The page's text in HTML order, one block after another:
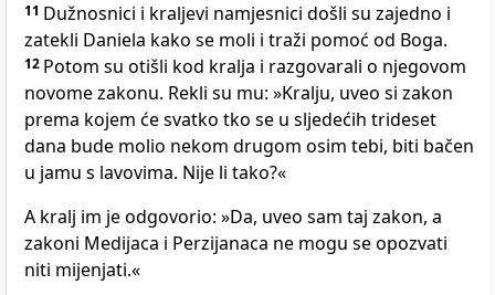
11 Dužnosnici i kraljevi namjesnici došli su zajedno i
zatekli Daniela kako se moli i traži pomoć od Boga.
12 Potom su otišli kod kralja i razgovarali o njegovom
novome zakonu. Rekli su mu: »Kralju, uveo si zakon
prema kojem će svatko tko se u sljedećih trideset
dana bude molio nekom drugom osim tebi, biti bačen
u jamu s lavovima. Nije li tako?«
A kralj im je odgovorio: »Da, uveo sam taj zakon, a
zakoni Medijaca i Perzijanaca ne mogu se opozvati
niti mijenjati.«